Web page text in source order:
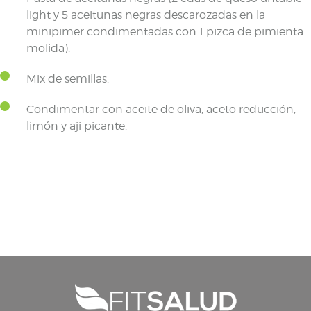
light y 5 aceitunas negras descarozadas en la
minipimer condimentadas con 1 pizca de pimienta
molida).
Mix de semillas.
Condimentar con aceite de oliva, aceto reducción,
limón y aji picante.